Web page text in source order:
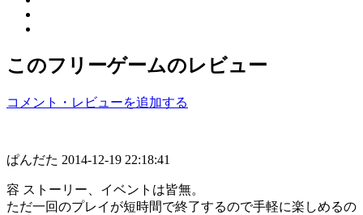
このフリーゲームのレビュー
コメント・レビューを追加する
ぱんだた 2014-12-19 22:18:41
容 ストーリー、イベントは皆無。
ただ一回のプレイが短時間で終了するので手軽に楽しめるの